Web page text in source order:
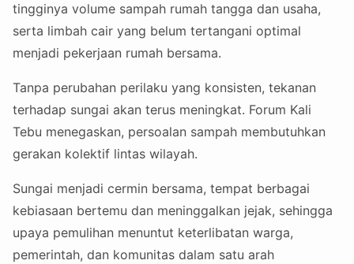
tingginya volume sampah rumah tangga dan usaha,
serta limbah cair yang belum tertangani optimal
menjadi pekerjaan rumah bersama.
Tanpa perubahan perilaku yang konsisten, tekanan
terhadap sungai akan terus meningkat. Forum Kali
Tebu menegaskan, persoalan sampah membutuhkan
gerakan kolektif lintas wilayah.
Sungai menjadi cermin bersama, tempat berbagai
kebiasaan bertemu dan meninggalkan jejak, sehingga
upaya pemulihan menuntut keterlibatan warga,
pemerintah, dan komunitas dalam satu arah